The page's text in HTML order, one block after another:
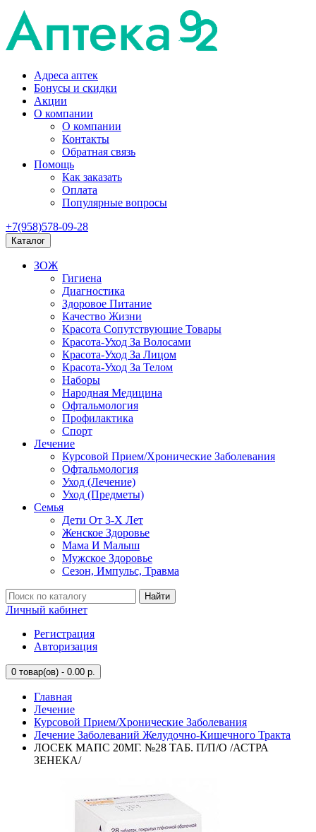
Адреса аптек
Бонусы и скидки
Акции
О компании
О компании
Контакты
Обратная связь
Помощь
Как заказать
Оплата
Популярные вопросы
+7(958)578-09-28
Каталог
ЗОЖ
Гигиена
Диагностика
Здоровое Питание
Качество Жизни
Красота Сопутствующие Товары
Красота-Уход За Волосами
Красота-Уход За Лицом
Красота-Уход За Телом
Наборы
Народная Медицина
Офтальмология
Профилактика
Спорт
Лечение
Курсовой Прием/Хронические Заболевания
Офтальмология
Уход (Лечение)
Уход (Предметы)
Семья
Дети От 3-Х Лет
Женское Здоровье
Мама И Малыш
Мужское Здоровье
Сезон, Импульс, Травма
Найти
Личный кабинет
Регистрация
Авторизация
0 товар(ов) - 0.00 р.
Главная
Лечение
Курсовой Прием/Хронические Заболевания
Лечение Заболеваний Желудочно-Кишечного Тракта
ЛОСЕК МАПС 20МГ. №28 ТАБ. П/П/О /АСТРА
ЗЕНЕКА/